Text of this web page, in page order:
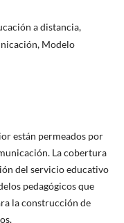
a distancia,
Modelo
están permeados por
La cobertura
del servicio educativo
pedagógicos que
la construcción de